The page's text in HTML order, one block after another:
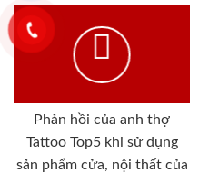
Phản hồi của anh thợ
Tattoo Top5 khi sử dụng
sản phẩm cửa, nội thất của